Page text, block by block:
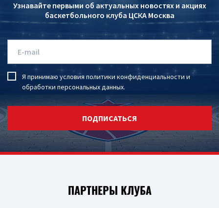
Узнавайте первыми об актуальных новостях и акциях
баскетбольного клуба ЦСКА Москва
Я принимаю условия политики конфиденциальности и
обработки персональных данных.
ПОДПИСАТЬСЯ
ПАРТНЕРЫ КЛУБА